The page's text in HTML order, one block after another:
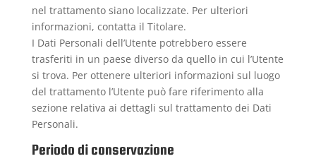
nel trattamento siano localizzate. Per ulteriori
informazioni, contatta il Titolare.
I Dati Personali dell’Utente potrebbero essere
trasferiti in un paese diverso da quello in cui l’Utente
si trova. Per ottenere ulteriori informazioni sul luogo
del trattamento l’Utente può fare riferimento alla
sezione relativa ai dettagli sul trattamento dei Dati
Personali.
Periodo di conservazione